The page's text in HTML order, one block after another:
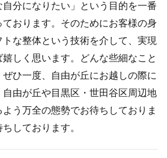
分になりたい」という目的を一番
おります。そのためにお客様の身
な整体という技術を介して、実現
しく思います。どんな些細なこと
ひ一度、自由が丘にお越しの際に
由が丘や目黒区・世田谷区周辺地
う万全の態勢でお待ちしておりま
しております。